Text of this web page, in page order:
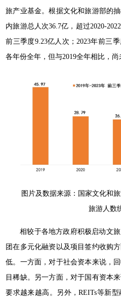
旅产业基金。根据文化和旅游部的
内旅游总人次36.7亿，超过2020-
前三季度9.23亿人次；2023年前三
各年份全年，但与2019全年相比，尚
图片及数据来源：国家文化和
旅游人数
相较于各地方政府积极启动文
团在多元化融资以及项目签约收购
低。一方面，对于社会资本来说，
目稀缺。另一方面，对于国有资本
要求越来越高。另外，REITs等新